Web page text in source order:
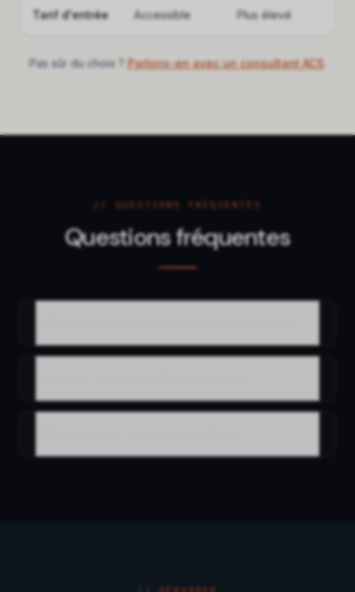
Tarif d'entrée Accessible Plus élevé
Pas sûr du choix ? Parlons-en avec un consultant ACS.
// QUESTIONS FRÉQUENTES
Questions fréquentes